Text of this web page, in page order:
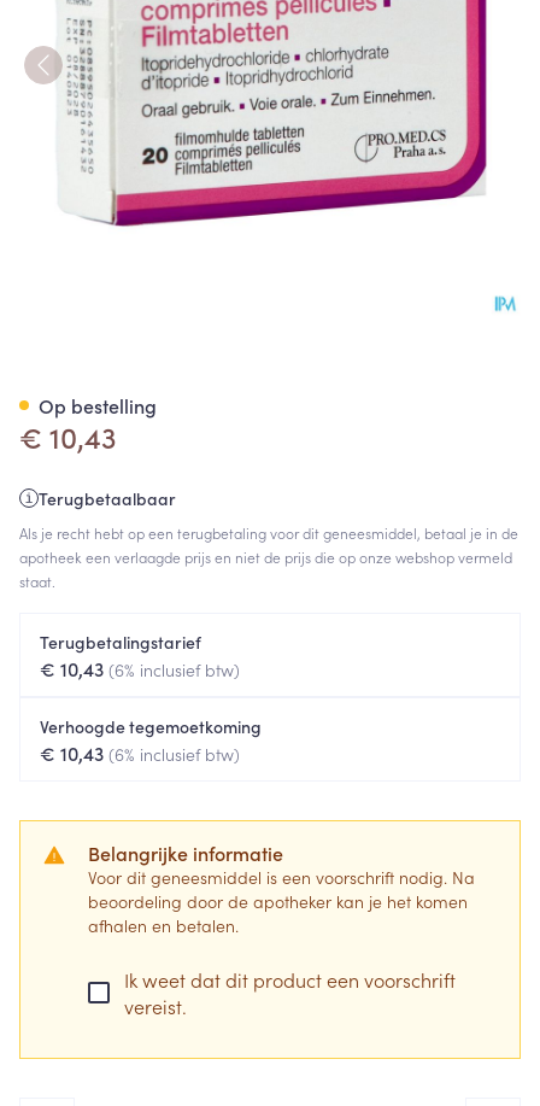
€ 10,43
Terugbetaalbaar
Als je recht hebt op een terugbetaling voor dit geneesmiddel, betaal je in de
apotheek een verlaagde prijs en niet de prijs die op onze webshop vermeld
staat.
Terugbetalingstarief
€ 10,43 (6% inclusief btw)
Verhoogde tegemoetkoming
€ 10,43 (6% inclusief btw)
Belangrijke informatie
Voor dit geneesmiddel is een voorschrift nodig. Na
beoordeling door de apotheker kan je het komen
afhalen en betalen.
Ik weet dat dit product een voorschrift
vereist.
Op bestelling